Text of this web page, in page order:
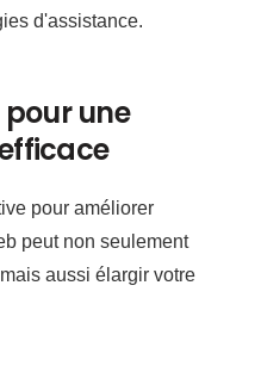
d'assistance.
une
pour améliorer
peut non seulement
aussi élargir votre